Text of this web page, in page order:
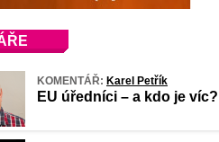
KOMENTÁŘ: Karel Petřík
EU úředníci – a kdo je víc?